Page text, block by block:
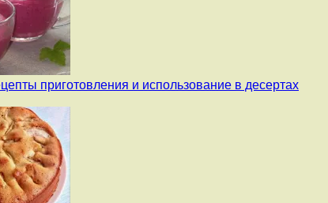
приготовления и использование в десертах